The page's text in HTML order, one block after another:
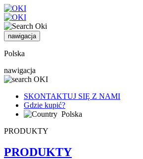
nawigacja
Polska
nawigacja
SKONTAKTUJ SIĘ Z NAMI
Gdzie kupić?
Polska
PRODUKTY
PRODUKTY